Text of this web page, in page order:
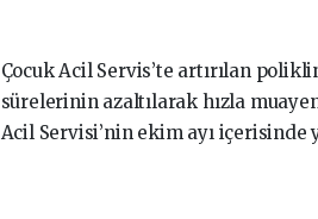
Çocuk Acil Servis’te artırılan
sürelerinin azaltılarak hızla
Acil Servisi’nin ekim ayı